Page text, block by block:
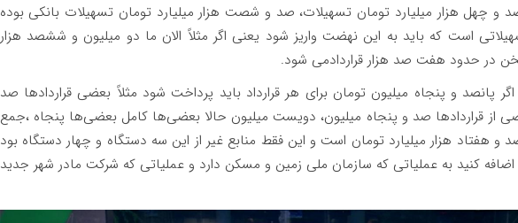
صد و چهل هزار میلیارد تومان تسهیلات، صد و شصت هزار میلیارد تومان تسهیلات بانکی بوده
است که باید به این نهضت واریز شود یعنی اگر مثلاً الان ما دو میلیون و ششصد هزار
سخن در حدود هفت صد هزار قراردادمی شود.
پانصد و پنجاه میلیون تومان برای هر قرارداد باید پرداخت شود مثلاً بعضی قرارداد‌ها صد
از قرارداد‌ها صد و پنجاه میلیون، دویست میلیون حالا بعضی‌ها کامل بعضی‌ها پنجاه ،جمع
و هفتاد هزار میلیارد تومان است و این فقط منابع غیر از این سه دستگاه و چهار دستگاه بود
کنید به عملیاتی که سازمان ملی زمین و مسکن دارد و عملیاتی که شرکت مادر شهر جدید